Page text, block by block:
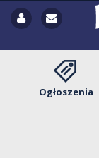
Ogłoszenia